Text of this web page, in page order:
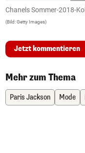
Chanels Sommer-2018-
(Bild: Getty Images)
Jetzt kommentieren
Mehr zum Thema
Paris Jackson Mode